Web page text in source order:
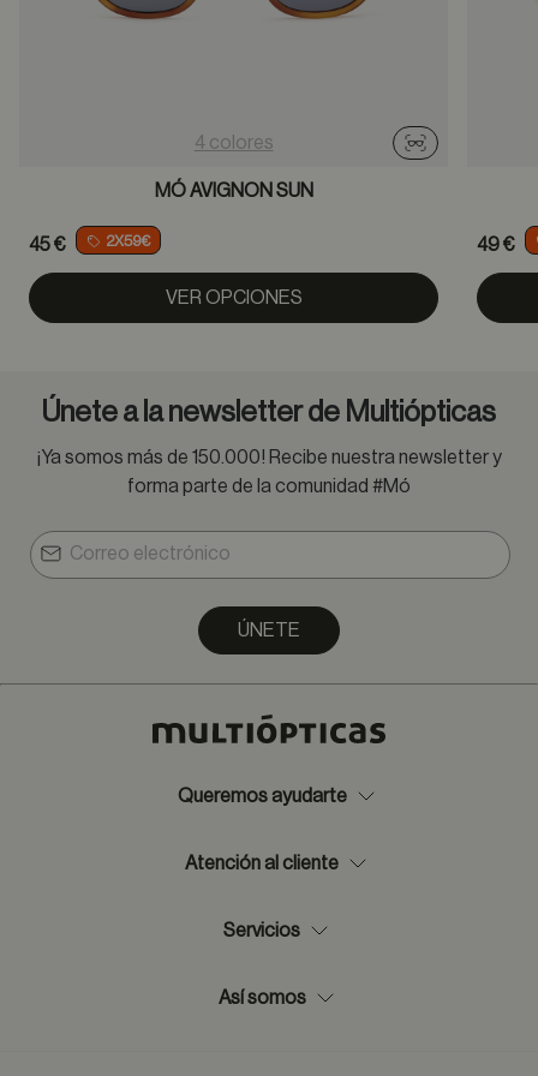
4 colores
Probador
MÓ AVIGNON SUN
45 € 2X59€
VER OPCIONES
49 €
Únete a la newsletter de Multiópticas
¡Ya somos más de 150.000! Recibe nuestra newsletter y
forma parte de la comunidad #Mó
ÚNETE
Queremos ayudarte
Atención al cliente
Servicios
Así somos